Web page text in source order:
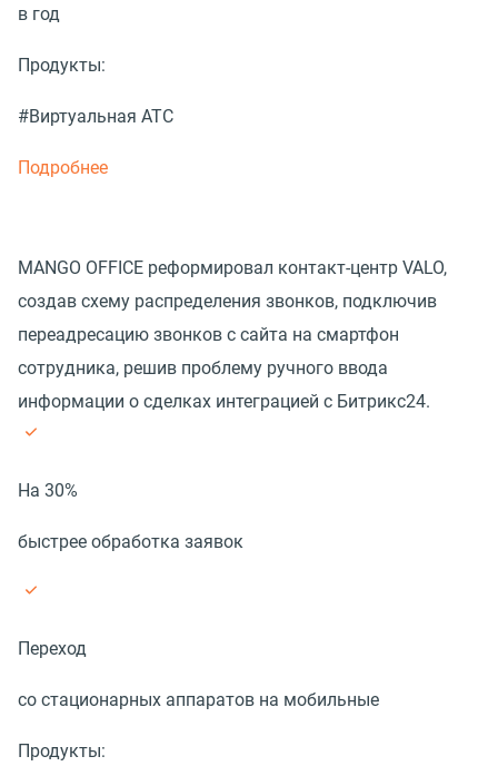
в год
Продукты:
#Виртуальная АТС
Подробнее
MANGO OFFICE реформировал контакт-центр VALO,
создав схему распределения звонков, подключив
переадресацию звонков с сайта на смартфон
сотрудника, решив проблему ручного ввода
информации о сделках интеграцией с Битрикс24.
На 30%
быстрее обработка заявок
Переход
со стационарных аппаратов на мобильные
Продукты: